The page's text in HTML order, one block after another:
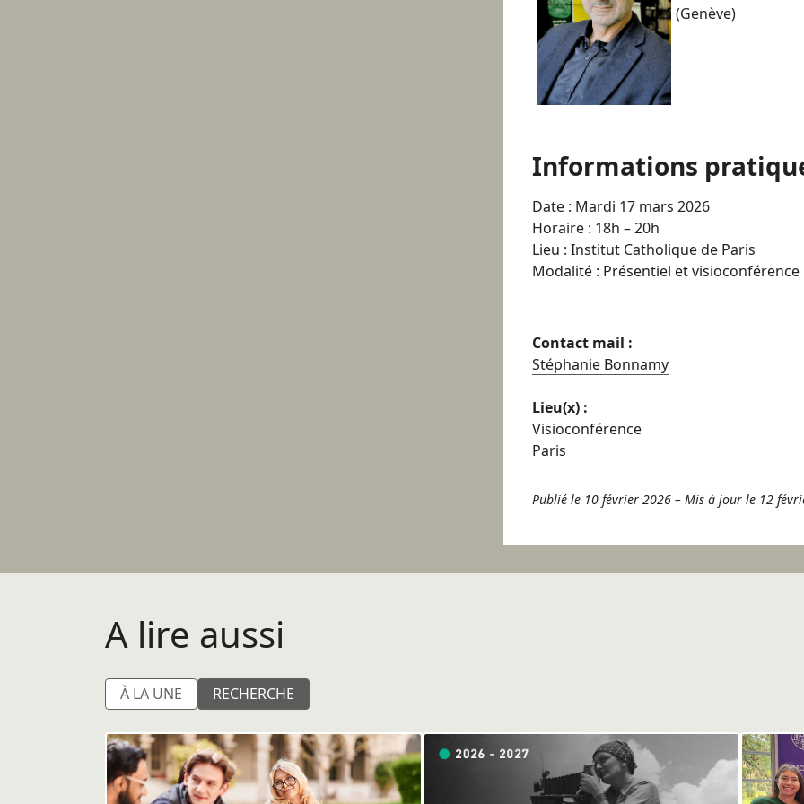
(Genève)
Informations
Date : Mardi 17 mars 2026
Horaire : 18h – 20h
Lieu : Institut Catholique de Paris
Modalité : Présentiel et visioconférence
Contact mail :
Stéphanie Bonnamy
Lieu(x) :
Visioconférence
Paris
Publié le 10 février 2026 – Mis à jour le 12
A lire aussi
À LA UNE RECHERCHE